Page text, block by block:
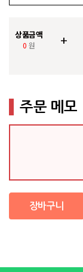
상품금액
0 원 +
주문 메모
장바구니